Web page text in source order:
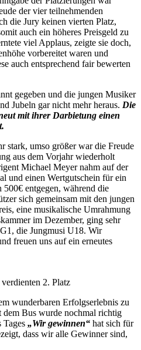
der vier teilnehmenden
die Jury keinen vierten Platz,
auch ein höheres Preisgeld zu
viel Applaus, zeigte sie doch,
vorbereitet waren und
auch entsprechend fair bewerten
gegeben und die jungen Musiker
Jubeln gar nicht mehr heraus. Die
mit ihrer Darbietung einen
stark, umso größer war die Freude
aus dem Vorjahr wiederholt
Michael Meyer nahm auf der
und einen Wertgutschein für ein
entgegen, während die
sich gemeinsam mit den jungen
eine musikalische Umrahmung
im Dezember, ging sehr
die Jungmusi U18. Wir
freuen uns auf ein erneutes
2. Platz
wunderbaren Erfolgserlebnis zu
Bus wurde nochmal richtig
Tages „Wir gewinnen“ hat sich für
dass wir alle Gewinner sind,